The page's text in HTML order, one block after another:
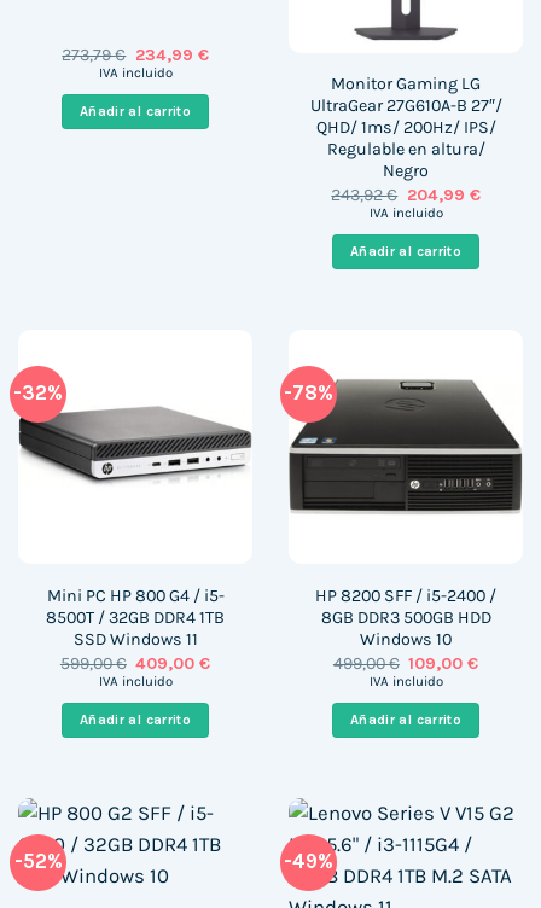
273,79€ El
precio
era:
273,79 €.
234,99 €El
es:
234,99 €.
IVA incluido
Añadir al carrito
Monitor Gaming LG
UltraGear 27G610A-B 27″/
QHD/ 1ms/ 200Hz/ IPS/
Regulable en altura/
Negro
243,92€ El
precio
era:
243,92 €.
204,99 €El
es:
204,99
IVA incluido
Añadir al carrito
-32%
Mini PC HP 800 G4 / i5-
8500T / 32GB DDR4 1TB
SSD Windows 11
599,00€ El
precio
era:
599,00 €.
409,00€El
IVA incluido
Añadir al carrito
-78%
HP 8200 SFF / i5-2400 /
8GB DDR3 500GB HDD
Windows 10
499,00€ El
precio
era:
499,00 €.
109,00€El
es:
109,00
IVA incluido
Añadir al carrito
-52% -49%